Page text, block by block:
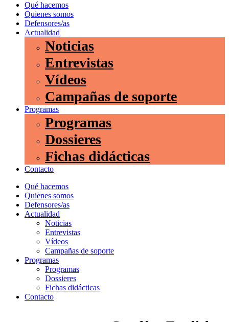
Qué hacemos
Quienes somos
Defensores/as
Actualidad
Noticias
Entrevistas
Vídeos
Campañas de soporte
Programas
Programas
Dossieres
Fichas didácticas
Contacto
Qué hacemos
Quienes somos
Defensores/as
Actualidad
Noticias
Entrevistas
Vídeos
Campañas de soporte
Programas
Programas
Dossieres
Fichas didácticas
Contacto